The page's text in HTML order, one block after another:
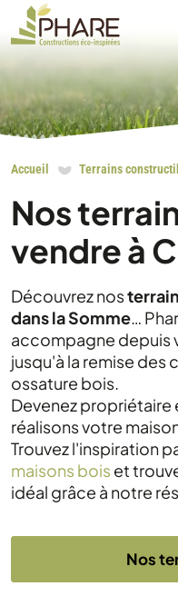
Accueil Terrains
Nos
vendre à
Découvrez nos
dans la Somme…
accompagne depuis
jusqu'à la remise des
ossature bois.
Devenez propriétaire
réalisons votre
Trouvez l'inspiration
maisons bois et
idéal grâce à notre
Nos